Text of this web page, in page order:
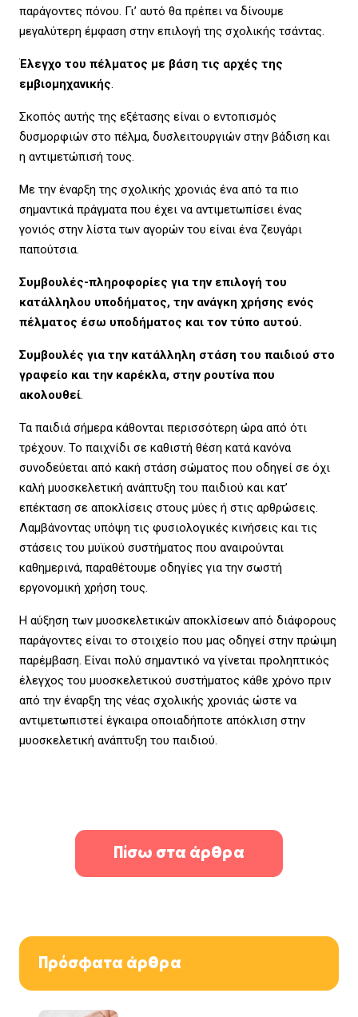
παράγοντες πόνου. Γι’ αυτό θα πρέπει να δίνουμε
μεγαλύτερη έμφαση στην επιλογή της σχολικής τσάντας.
Έλεγχο του πέλματος με βάση τις αρχές της
εμβιομηχανικής.
Σκοπός αυτής της εξέτασης είναι ο εντοπισμός
δυσμορφιών στο πέλμα, δυσλειτουργιών στην βάδιση και
η αντιμετώπισή τους.
Με την έναρξη της σχολικής χρονιάς ένα από τα πιο
σημαντικά πράγματα που έχει να αντιμετωπίσει ένας
γονιός στην λίστα των αγορών του είναι ένα ζευγάρι
παπούτσια.
Συμβουλές-πληροφορίες για την επιλογή του
κατάλληλου υποδήματος, την ανάγκη χρήσης ενός
πέλματος έσω υποδήματος και τον τύπο αυτού.
Συμβουλές για την κατάλληλη στάση του παιδιού στο
γραφείο και την καρέκλα, στην ρουτίνα που
ακολουθεί.
Τα παιδιά σήμερα κάθονται περισσότερη ώρα από ότι
τρέχουν. Το παιχνίδι σε καθιστή θέση κατά κανόνα
συνοδεύεται από κακή στάση σώματος που οδηγεί σε όχι
καλή μυοσκελετική ανάπτυξη του παιδιού και κατ’
επέκταση σε αποκλίσεις στους μύες ή στις αρθρώσεις.
Λαμβάνοντας υπόψη τις φυσιολογικές κινήσεις και τις
στάσεις του μυϊκού συστήματος που αναιρούνται
καθημερινά, παραθέτουμε οδηγίες για την σωστή
εργονομική χρήση τους.
Η αύξηση των μυοσκελετικών αποκλίσεων από διάφορους
παράγοντες είναι το στοιχείο που μας οδηγεί στην πρώιμη
παρέμβαση. Είναι πολύ σημαντικό να γίνεται προληπτικός
έλεγχος του μυοσκελετικού συστήματος κάθε χρόνο πριν
από την έναρξη της νέας σχολικής χρονιάς ώστε να
αντιμετωπιστεί έγκαιρα οποιαδήποτε απόκλιση στην
μυοσκελετική ανάπτυξη του παιδιού.
Πίσω στα άρθρα
Πρόσφατα άρθρα